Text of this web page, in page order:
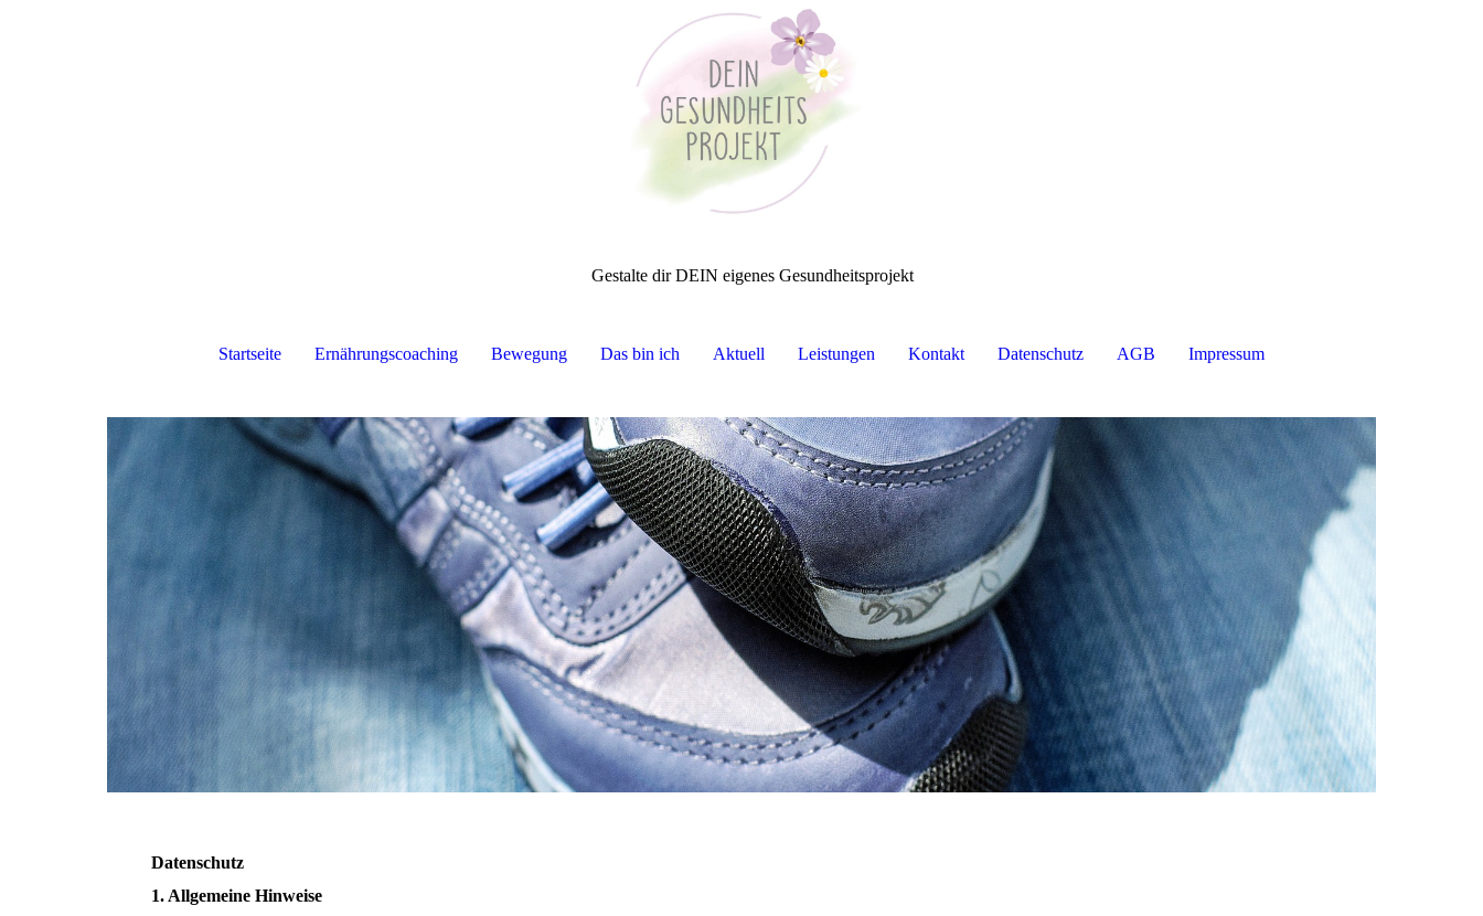
Gestalte dir DEIN eigenes Gesundheitsprojekt
Startseite Ernährungscoaching Bewegung Das bin ich Aktuell Leistungen Kontakt Datenschutz AGB Impressum
Datenschutz
1. Allgemeine Hinweise